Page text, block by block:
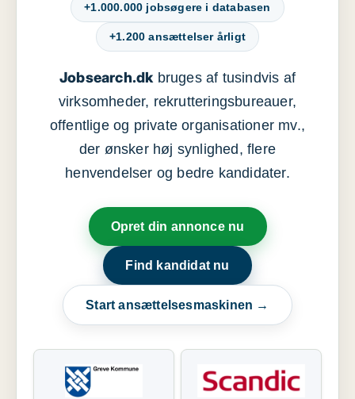
+1.000.000 jobsøgere i databasen
+1.200 ansættelser årligt
Jobsearch.dkbruges af tusindvis af
virksomheder, rekrutteringsbureauer,
offentlige og private organisationer mv.,
der ønsker høj synlighed, flere
henvendelser og bedre kandidater.
Opret din annonce nu
Find kandidat nu
Start ansættelsesmaskinen →